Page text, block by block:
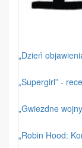
„Dzień
„Supergirl” -
„Gwiezdne
„Robin Hood: